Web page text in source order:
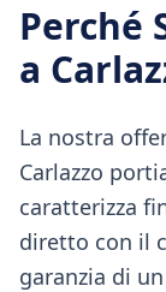
Perché
a
La nostra
Carlazzo
caratterizza
diretto con il
garanzia di